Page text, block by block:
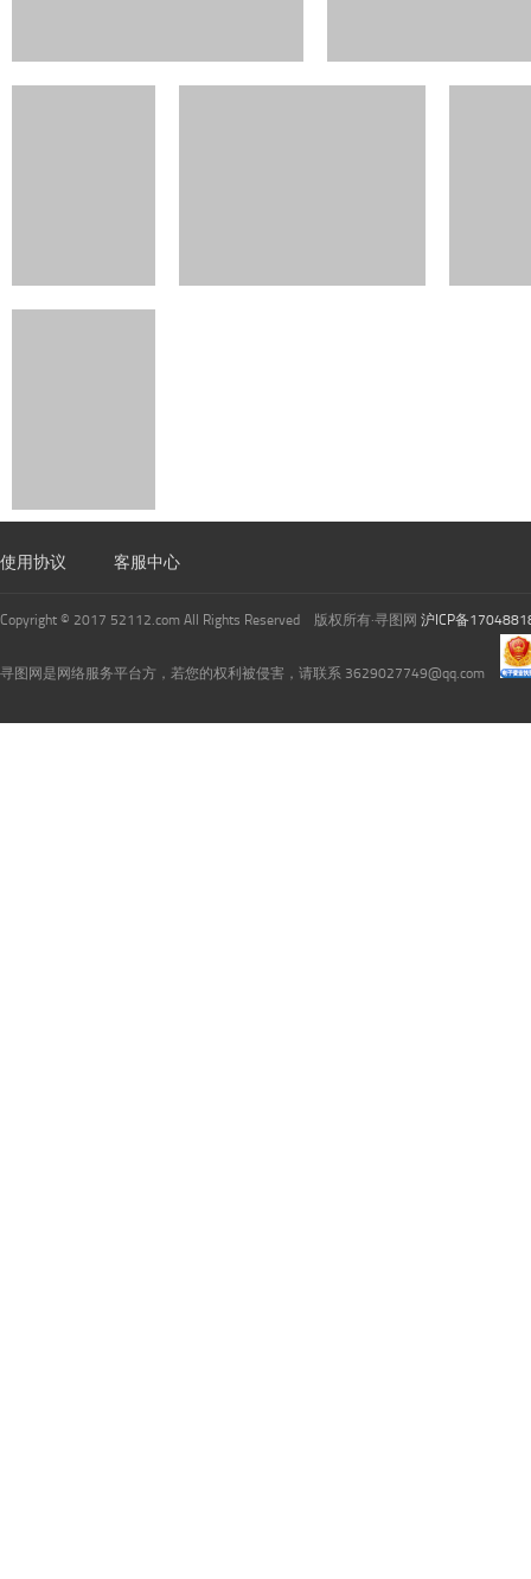
使用协议 客服中心
Copyright © 2017 52112.com All Rights Reserved 版权所有·寻图网 沪ICP备
寻图网是网络服务平台方，若您的权利被侵害，请联系 3629027749@qq.com